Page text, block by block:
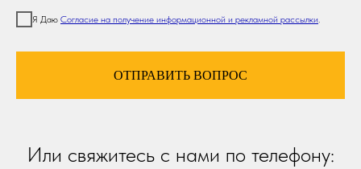
Я Даю Согласие на получение информационной и рекламной рассылки
ОТПРАВИТЬ ВОПРОС
Или свяжитесь с нами по телефону: